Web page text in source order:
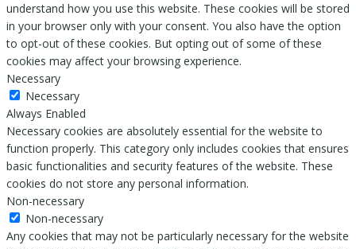
understand how you use this website. These cookies will be stored
in your browser only with your consent. You also have the option
to opt-out of these cookies. But opting out of some of these
cookies may affect your browsing experience.
Necessary
Necessary
Always Enabled
Necessary cookies are absolutely essential for the website to
function properly. This category only includes cookies that ensures
basic functionalities and security features of the website. These
cookies do not store any personal information.
Non-necessary
Non-necessary
Any cookies that may not be particularly necessary for the website